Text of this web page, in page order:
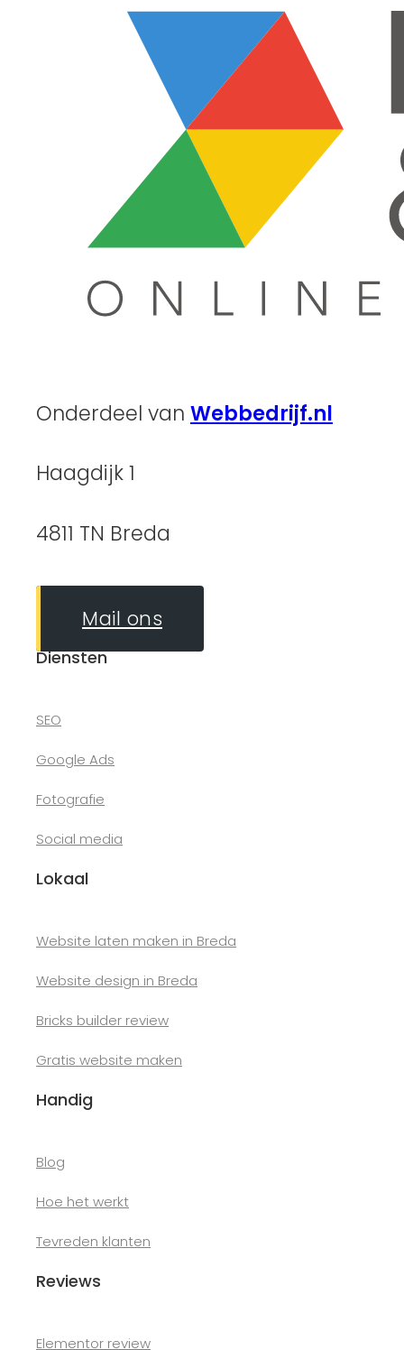
Onderdeel van Webbedrijf.nl
Haagdijk 1
4811 TN Breda
Mail ons
Diensten
SEO
Google Ads
Fotografie
Social media
Lokaal
Website laten maken in Breda
Website design in Breda
Bricks builder review
Gratis website maken
Handig
Blog
Hoe het werkt
Tevreden klanten
Reviews
Elementor review